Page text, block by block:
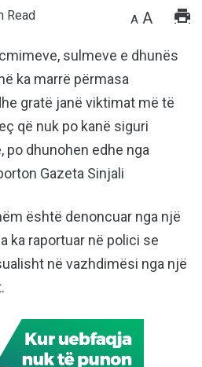
Read A A
sulmeve e dhunës
ka marrë përmasa
gratë janë viktimat më të
që nuk po kanë siguri
dhunohen edhe nga
Gazeta Sinjali
është denoncuar nga një
ka raportuar në polici se
në vazhdimësi nga një